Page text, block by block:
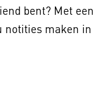
bent? Met een
maken in